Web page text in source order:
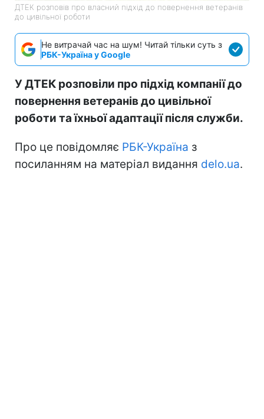
ДТЕК розповів про власний підхід до повернення ветеранів
до цивільної роботи
Не витрачай час на шум! Читай тільки суть з
РБК-Україна у Google
У ДТЕК розповіли про підхід компанії до
повернення ветеранів до цивільної
роботи та їхньої адаптації після служби.
Про це повідомляє РБК-Україна з
посиланням на матеріал видання delo.ua.